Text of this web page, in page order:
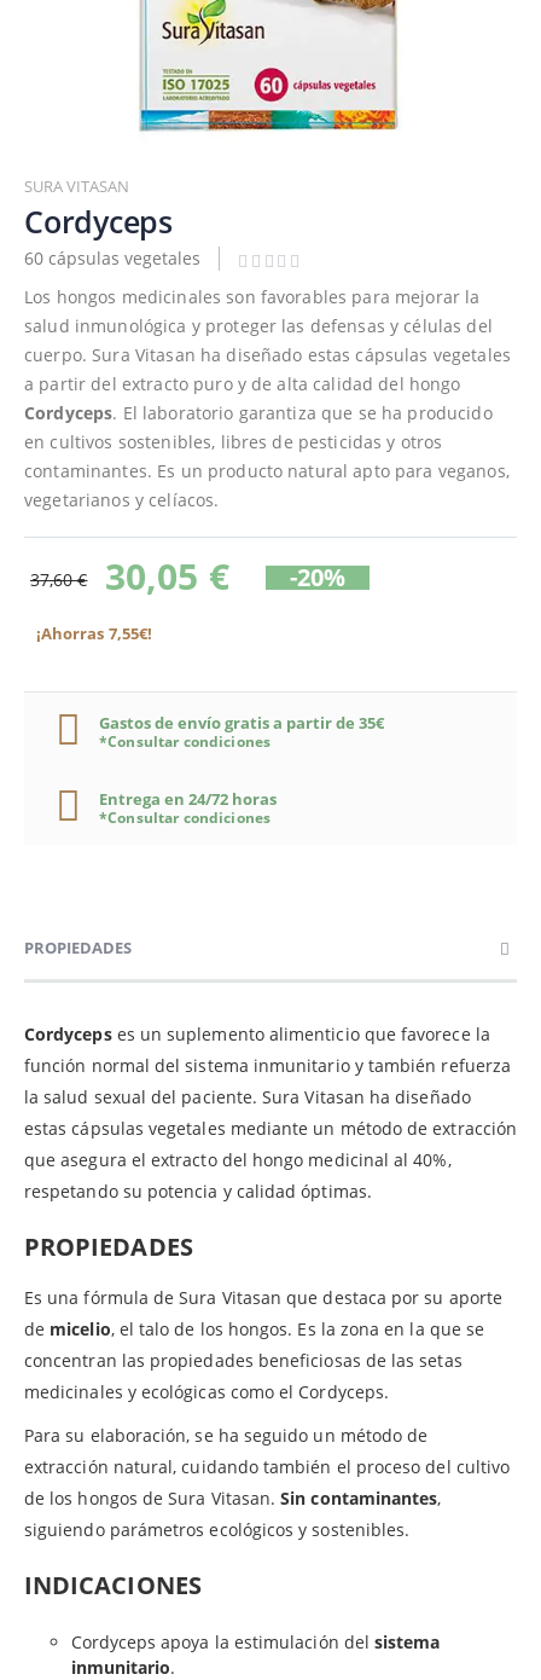
al
comienzo
de
la
galería
imágenes
SURA VITASAN
Cordyceps
60 cápsulas vegetales
Los hongos medicinales son favorables para mejorar la
salud inmunológica y proteger las defensas y células del
cuerpo. Sura Vitasan ha diseñado estas cápsulas vegetales
a partir del extracto puro y de alta calidad del hongo
Cordyceps. El laboratorio garantiza que se ha producido
en cultivos sostenibles, libres de pesticidas y otros
contaminantes. Es un producto natural apto para veganos,
vegetarianos y celíacos.
37,60 € 30,05 € -20%
¡Ahorras 7,55€!
Gastos de envío gratis a partir de 35€
*Consultar condiciones
Entrega en 24/72 horas
*Consultar condiciones
PROPIEDADES
Cordyceps es un suplemento alimenticio que favorece la
función normal del sistema inmunitario y también refuerza
la salud sexual del paciente. Sura Vitasan ha diseñado
estas cápsulas vegetales mediante un método de extracción
que asegura el extracto del hongo medicinal al 40%,
respetando su potencia y calidad óptimas.
PROPIEDADES
Es una fórmula de Sura Vitasan que destaca por su aporte
de micelio, el talo de los hongos. Es la zona en la que se
concentran las propiedades beneficiosas de las setas
medicinales y ecológicas como el Cordyceps.
Para su elaboración, se ha seguido un método de
extracción natural, cuidando también el proceso del cultivo
de los hongos de Sura Vitasan.Sin contaminantes,
siguiendo parámetros ecológicos y sostenibles.
INDICACIONES
Cordyceps apoya la estimulación delsistema
inmunitario.